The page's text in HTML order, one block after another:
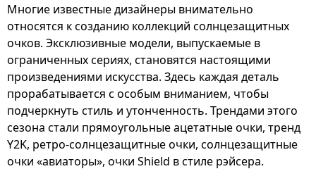
Многие известные дизайнеры внимательно
относятся к созданию коллекций солнцезащитных
очков. Эксклюзивные модели, выпускаемые в
ограниченных сериях, становятся настоящими
произведениями искусства. Здесь каждая деталь
прорабатывается с особым вниманием, чтобы
подчеркнуть стиль и утонченность. Трендами этого
сезона стали прямоугольные ацетатные очки, тренд
Y2K, ретро-солнцезащитные очки, солнцезащитные
очки «авиаторы», очки Shield в стиле рэйсера.